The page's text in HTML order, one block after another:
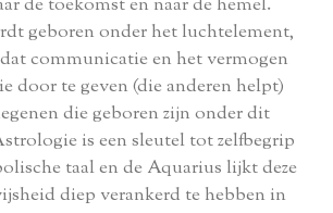
de toekomst en naar de hemel.
geboren onder het luchtelement,
communicatie en het vermogen
door te geven (die anderen helpt)
die geboren zijn onder dit
is een sleutel tot zelfbegrip
taal en de Aquarius lijkt deze
diep verankerd te hebben in